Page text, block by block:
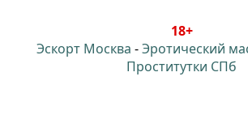
18+
Эскорт Москва -Эротический
Проститутки СПб